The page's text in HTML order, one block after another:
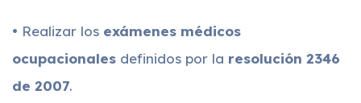
• Realizar los exámenes médicos
ocupacionales definidos por la resolución 2346
de 2007.